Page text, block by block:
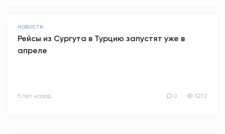
НОВОСТИ
Рейсы из Сургута в Турцию запустят уже в
апреле
5 лет назад 0 3272